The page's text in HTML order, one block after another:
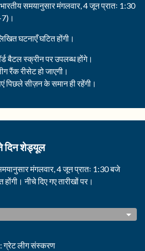
समयानुसार मंगलवार, 4 जून प्रातः 1:30
7)।
घटनाएँ घटित होंगी।
बैटल स्क्रीन पर उपलब्ध होंगे।
रैंक रीसेट हो जाएगी।
सीज़न के समान ही रहेंगी।
दिन शेड्यूल
मंगलवार, 4 जून प्रातः 1:30 बजे
नीचे दिए गए तारीखों पर।
ग्रेट लीग संस्करण